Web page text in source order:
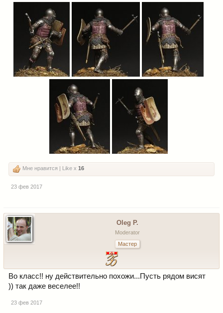
Мне нравится | Like x 16
23 фев 2017
Oleg P.
Moderator
Мастер
Во класс!! ну действительно похожи...Пусть рядом висят
)) так даже веселее!!
23 фев 2017